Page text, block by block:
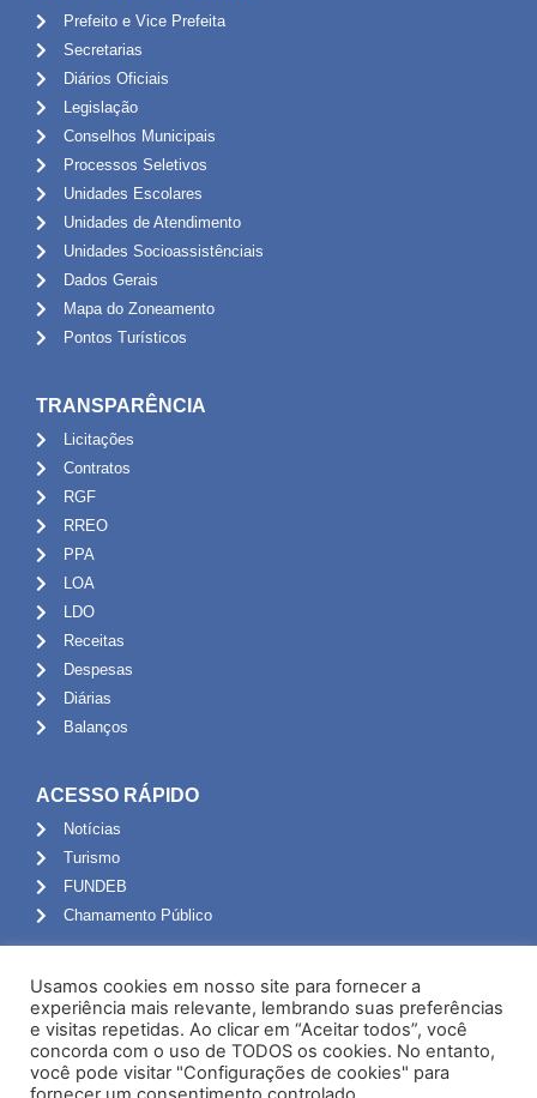
Prefeito e Vice Prefeita
Secretarias
Diários Oficiais
Legislação
Conselhos Municipais
Processos Seletivos
Unidades Escolares
Unidades de Atendimento
Unidades Socioassistênciais
Dados Gerais
Mapa do Zoneamento
Pontos Turísticos
TRANSPARÊNCIA
Licitações
Contratos
RGF
RREO
PPA
LOA
LDO
Receitas
Despesas
Diárias
Balanços
ACESSO RÁPIDO
Notícias
Turismo
FUNDEB
Chamamento Público
Portal do Servidor
Webmail
Administração
Usamos cookies em nosso site para fornecer a
experiência mais relevante, lembrando suas preferências
e visitas repetidas. Ao clicar em “Aceitar todos”, você
concorda com o uso de TODOS os cookies. No entanto,
você pode visitar "Configurações de cookies" para